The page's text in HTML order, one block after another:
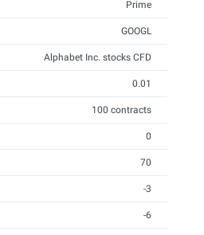
Prime
GOOGL
Alphabet Inc. stocks CFD
0.01
100 contracts
0
70
-3
-6